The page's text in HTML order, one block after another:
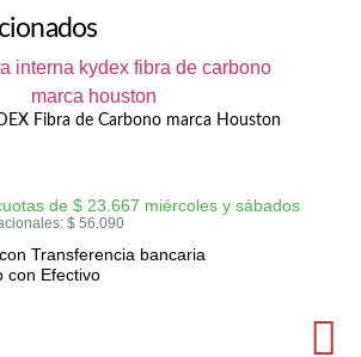
Fibra de Carbono marca Houston
de $ 23.667 miércoles y sábados
$ 56.090
Transferencia bancaria
con Efectivo